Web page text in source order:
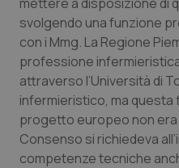
svolgendo una funzione
con i Mmg. La Regione
professione
attraverso l’Università di
infermieristico, ma questa
progetto europeo non
Consenso si richiedeva
competenze tecniche
_ga